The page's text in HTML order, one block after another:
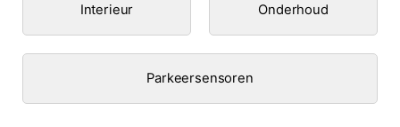
Interieur Onderhoud
Parkeersensoren